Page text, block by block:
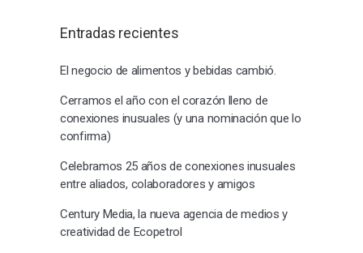
Entradas recientes
El negocio de alimentos y bebidas cambió.
Cerramos el año con el corazón lleno de
conexiones inusuales (y una nominación que lo
confirma)
Celebramos 25 años de conexiones inusuales
entre aliados, colaboradores y amigos
Century Media, la nueva agencia de medios y
creatividad de Ecopetrol